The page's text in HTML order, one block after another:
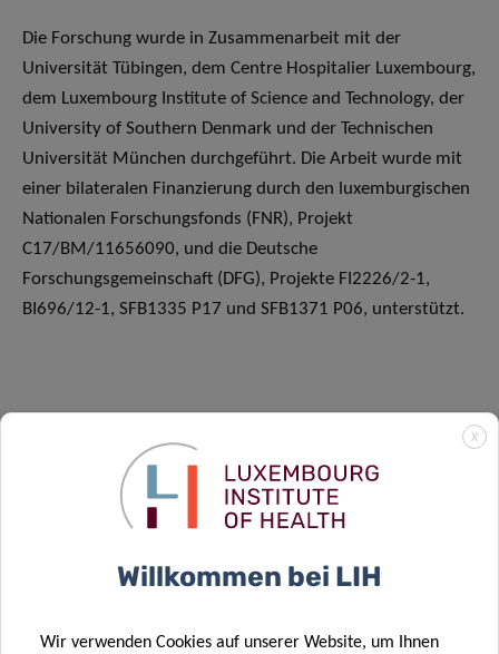
Die Forschung wurde in Zusammenarbeit mit der
Universität Tübingen, dem Centre Hospitalier Luxembourg,
dem Luxembourg Institute of Science and Technology, der
University of Southern Denmark und der Technischen
Universität München durchgeführt. Die Arbeit wurde mit
einer bilateralen Finanzierung durch den luxemburgischen
Nationalen Forschungsfonds (FNR), Projekt
C17/BM/11656090, und die Deutsche
Forschungsgemeinschaft (DFG), Projekte FI2226/2-1,
BI696/12-1, SFB1335 P17 und SFB1371 P06, unterstützt.
SCIENTIFIC CONTACT
CHRISTIANE
HILGER
Translational Allergology
X
Willkommen bei LIH
Wir verwenden Cookies auf unserer Website, um Ihnen